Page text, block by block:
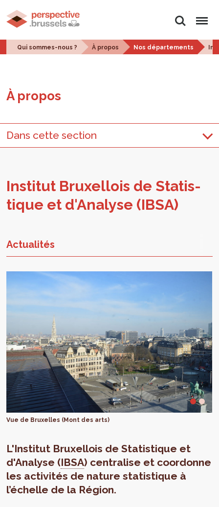
Rechercher
Menu
Qui sommes-nous ? À propos Nos départements
À pro­pos
Dans cette section
Ins­ti­tut Bruxel­lois de Sta­tis­
tique et d'A­na­lyse (IBSA)
Actualités
Vue de Bruxelles (Mont des arts)
L'Institut Bruxellois de Statistique et
d'Analyse (IBSA) centralise et coordonne
les activités de nature statistique à
l’échelle de la Région.